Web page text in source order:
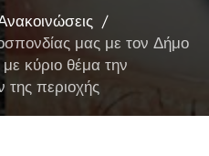
/
μας με τον Δήμο
κύριο θέμα την
της περιοχής